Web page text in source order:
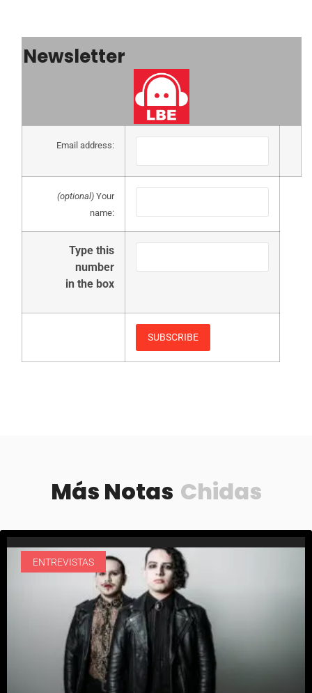
Newsletter
Email address:
(optional) Your
name:
Type this
number
in the box
Más Notas Chidas
ENTREVISTAS